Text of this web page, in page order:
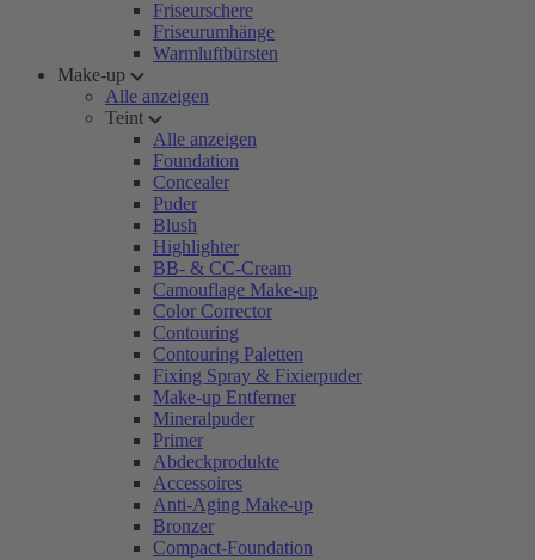
Friseurschere
Friseurumhänge
Warmluftbürsten
Make-up
Alle anzeigen
Teint
Alle anzeigen
Foundation
Concealer
Puder
Blush
Highlighter
BB- & CC-Cream
Camouflage Make-up
Color Corrector
Contouring
Contouring Paletten
Fixing Spray & Fixierpuder
Make-up Entferner
Mineralpuder
Primer
Abdeckprodukte
Accessoires
Anti-Aging Make-up
Bronzer
Compact-Foundation